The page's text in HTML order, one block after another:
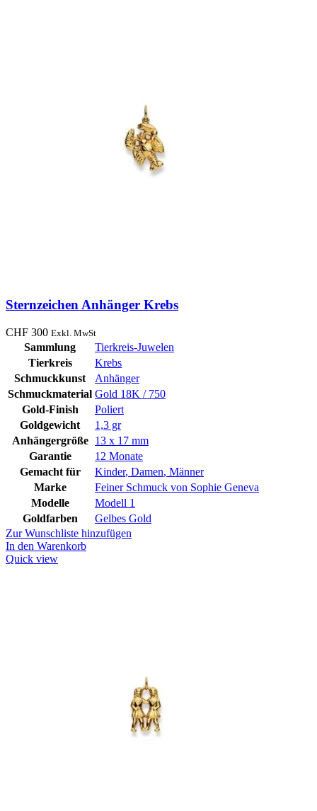
Sternzeichen Anhänger Krebs
CHF 300 Exkl. MwSt
Sammlung
Tierkreis-Juwelen
Tierkreis
Krebs
Schmuckkunst
Anhänger
Schmuckmaterial Gold 18K / 750
Gold-Finish
Poliert
Goldgewicht
1,3 gr
Anhängergröße
13 x 17 mm
Garantie
12 Monate
Gemacht für
Kinder, Damen, Männer
Marke
Feiner Schmuck von Sophie Geneva
Modelle
Modell 1
Goldfarben
Gelbes Gold
Zur Wunschliste hinzufügen
In den Warenkorb
Quick view